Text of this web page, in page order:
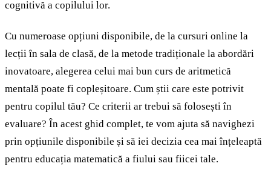
cognitivă a copilului lor.
Cu numeroase opțiuni disponibile, de la cursuri online la
lecții în sala de clasă, de la metode tradiționale la abordări
inovatoare, alegerea celui mai bun curs de aritmetică
mentală poate fi copleșitoare. Cum știi care este potrivit
pentru copilul tău? Ce criterii ar trebui să folosești în
evaluare? În acest ghid complet, te vom ajuta să navighezi
prin opțiunile disponibile și să iei decizia cea mai înțeleaptă
pentru educația matematică a fiului sau fiicei tale.